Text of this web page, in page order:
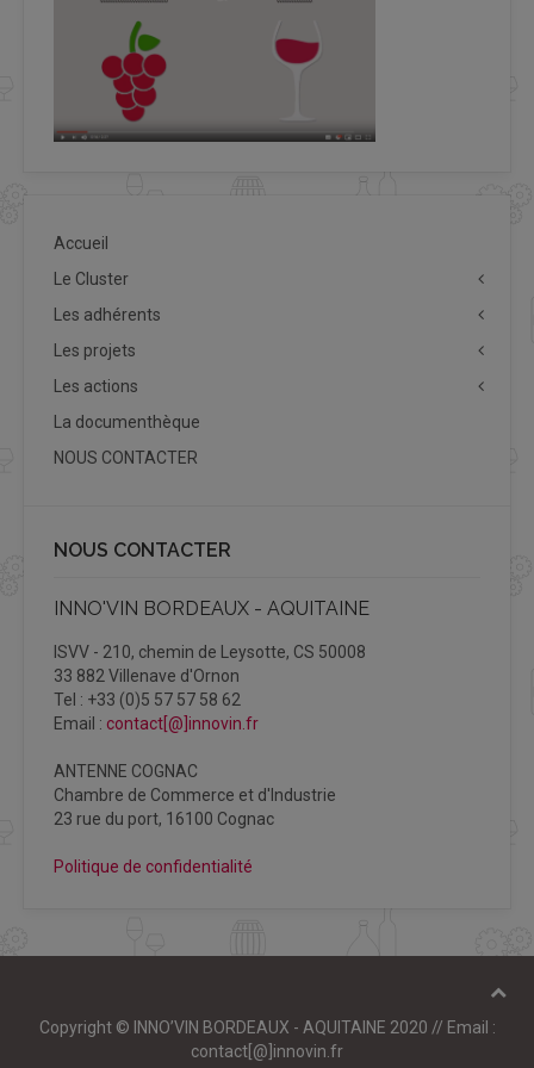
Accueil
Le Cluster
Les adhérents
Les projets
Les actions
La documenthèque
NOUS CONTACTER
NOUS CONTACTER
INNO'VIN BORDEAUX - AQUITAINE
ISVV - 210, chemin de Leysotte, CS 50008
33 882 Villenave d'Ornon
Tel : +33 (0)5 57 57 58 62
Email : contact[@]innovin.fr
ANTENNE COGNAC
Chambre de Commerce et d'Industrie
23 rue du port, 16100 Cognac
Politique de confidentialité
Copyright © INNO’VIN BORDEAUX - AQUITAINE 2020 // Email :
contact[@]innovin.fr